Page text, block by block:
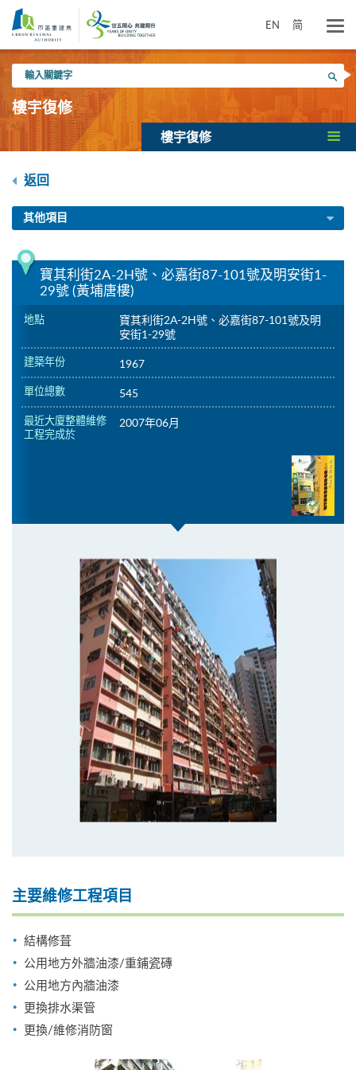
內
EN 简
入
關
鍵
搜尋
樓宇復修
樓宇復修
返回
其他項目
寶其利街2A-2H號、必嘉街87-101號及明安街1-
29號 (黃埔唐樓)
地點
寶其利街2A-2H號、必嘉街87-101號及明
安街1-29號
建築年份 1967
單位總數 545
最近大廈整體維修
工程完成於
2007年06月
主要維修工程項目
結構修葺
公用地方外牆油漆/重鋪瓷磚
公用地方內牆油漆
更換排水渠管
更換/維修消防窗